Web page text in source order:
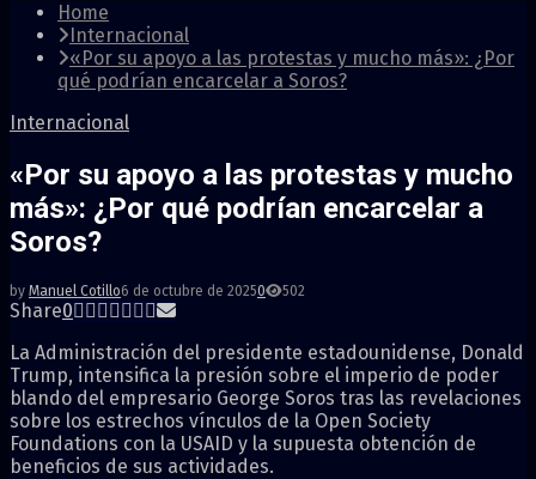
Home
Internacional
«Por su apoyo a las protestas y mucho más»: ¿Por
qué podrían encarcelar a Soros?
Internacional
«Por su apoyo a las protestas y mucho
más»: ¿Por qué podrían encarcelar a
Soros?
by Manuel Cotillo6 de octubre de 20250 502
Share0
La Administración del presidente estadounidense, Donald
Trump, intensifica la presión sobre el imperio de poder
blando del empresario George Soros tras las revelaciones
sobre los estrechos vínculos de la Open Society
Foundations con la USAID y la supuesta obtención de
beneficios de sus actividades.